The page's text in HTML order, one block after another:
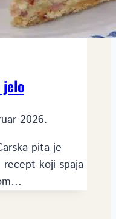
2026.
pita je
recept koji spaja